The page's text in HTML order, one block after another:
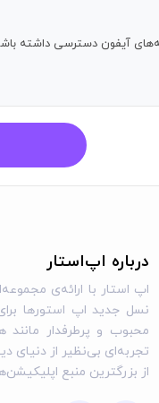
آیفون دسترسی داشته
درباره اپ‌استار
اپ استار با ارائه‌ی
نسل جدید اپ استورها
محبوب و پرطرفدار مانند
تجربه‌ای بی‌نظیر از دنیای
از بزرگترین منبع